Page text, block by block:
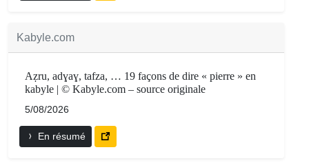
Kabyle.com
Aẓru, adɣaɣ, tafza, … 19 façons de dire « pierre » en
kabyle | © Kabyle.com – source originale
5/08/2026
En résumé